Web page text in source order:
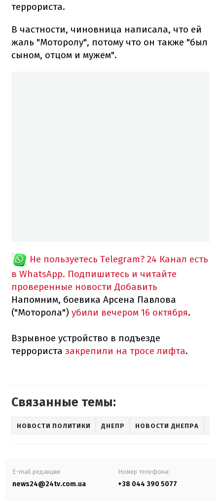
террориста.
В частности, чиновница написала, что ей
жаль "Моторолу", потому что он также "был
сыном, отцом и мужем".
Не пользуетесь Telegram? 24 Канал есть
в WhatsApp. Подпишитесь и читайте
проверенные новости Добавить
Напомним, боевика Арсена Павлова
("Моторола") убили вечером 16 октября.
Взрывное устройство в подъезде
террориста закрепили на тросе лифта.
Связанные темы:
НОВОСТИ ПОЛИТИКИ ДНЕПР НОВОСТИ ДНЕПРА
E-mail редакции
news24@24tv.com.ua
Номер телефона:
+38 044 390 5077